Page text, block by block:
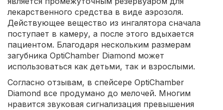
лекарственного средства в виде аэрозоля.
Действующее вещество из ингалятора сначала
поступает в камеру, а после этого вдыхается
пациентом. Благодаря нескольким размерам
загубника OptiChamber Diamond может
использоваться как детьми, так и взрослыми.
Согласно отзывам, в спейсере OptiChamber
Diamond все продумано до мелочей. Многим
нравится звуковая сигнализация превышения